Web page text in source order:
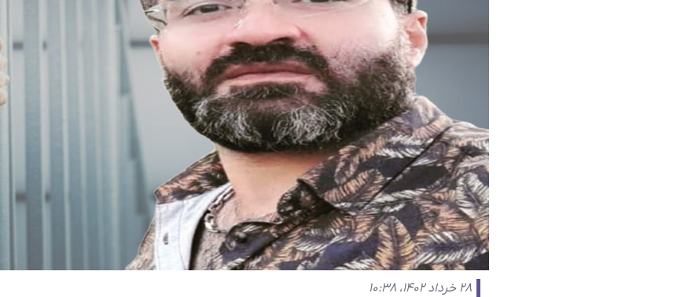
۲۸ خرداد ۱۴۰۲، ۱۰:۳۸